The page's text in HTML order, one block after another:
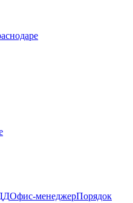
Офис-менеджерПорядок